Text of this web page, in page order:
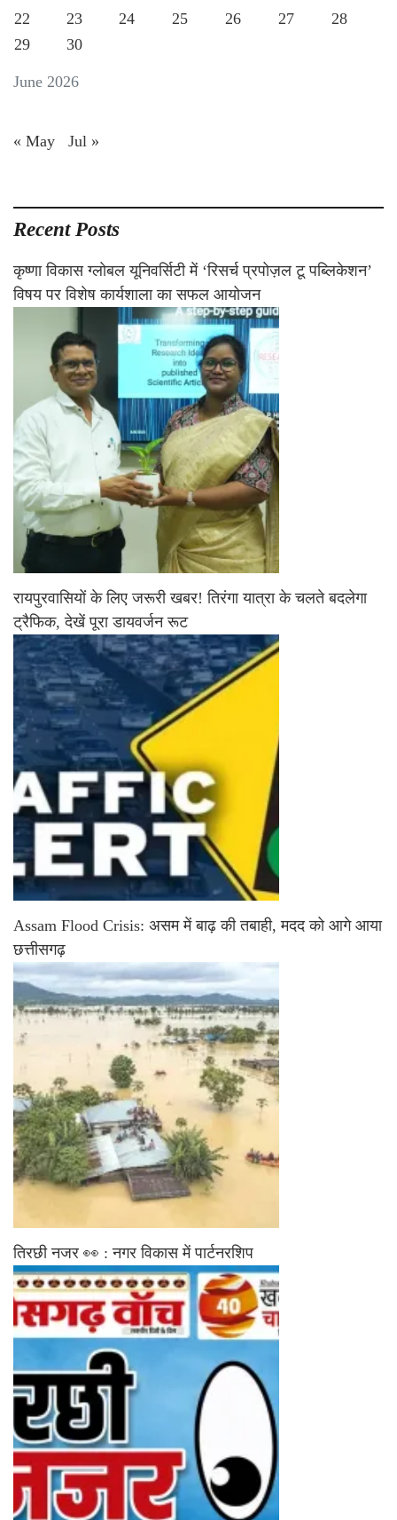
June 2026
22
23 24 25 26 27
28
29
30
« May Jul »
Recent Posts
कृष्णा विकास ग्लोबल यूनिवर्सिटी में ‘रिसर्च प्रपोज़ल टू पब्लिकेशन’
विषय पर विशेष कार्यशाला का सफल आयोजन
रायपुरवासियों के लिए जरूरी खबर! तिरंगा यात्रा के चलते बदलेगा
ट्रैफिक, देखें पूरा डायवर्जन रूट
Assam Flood Crisis: असम में बाढ़ की तबाही, मदद को आगे आया
छत्तीसगढ़
तिरछी नजर 👀 : नगर विकास में पार्टनरशिप